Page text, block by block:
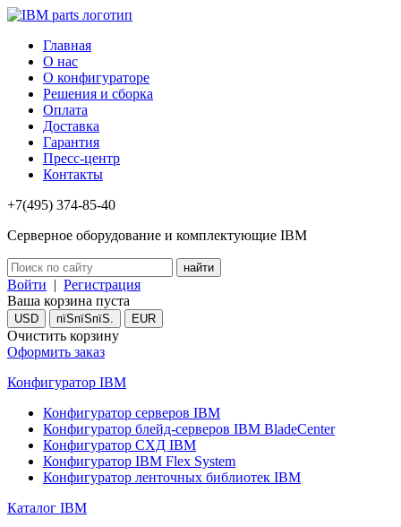
Главная
О нас
О конфигураторе
Решения и сборка
Оплата
Доставка
Гарантия
Пресс-центр
Контакты
+7(495) 374-85-40
Серверное оборудование и комплектующие IBM
Войти | Регистрация
Ваша корзина пуста
USD пїЅпїЅпїЅ. EUR
Очистить корзину
Оформить заказ
Конфигуратор IBM
Конфигуратор серверов IBM
Конфигуратор блейд-серверов IBM BladeCenter
Конфигуратор СХД IBM
Конфигуратор IBM Flex System
Конфигуратор ленточных библиотек IBM
Каталог IBM